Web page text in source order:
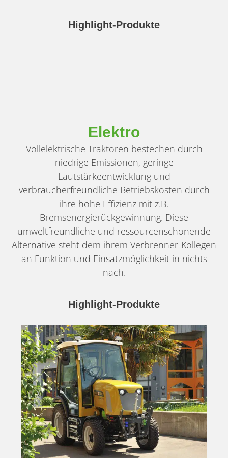
Highlight-Produkte
Elektro
Vollelektrische Traktoren bestechen durch
niedrige Emissionen, geringe
Lautstärkeentwicklung und
verbraucherfreundliche Betriebskosten durch
ihre hohe Effizienz mit z.B.
Bremsenergierückgewinnung. Diese
umweltfreundliche und ressourcenschonende
Alternative steht dem ihrem Verbrenner-Kollegen
an Funktion und Einsatzmöglichkeit in nichts
nach.
Highlight-Produkte